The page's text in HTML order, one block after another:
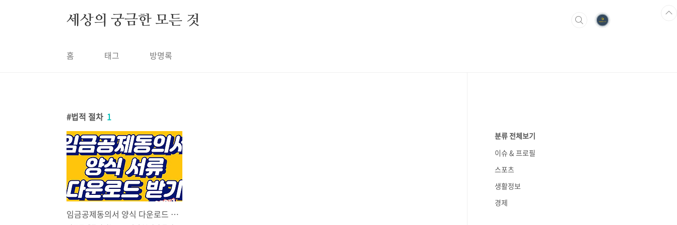
세상의 궁금한 모든 것
홈 태그 방명록
법적 절차 1
임금공제동의서 양식 다운로드 받기
분류 전체보기
이슈 & 프로필
스포츠
생활정보
경제